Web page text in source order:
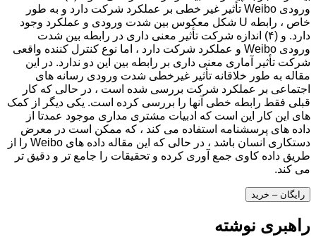
ورودی Weibo تأثیر غیر خطی بر عملکرد شرکت دارد و به طور
خاص ، رابطه U شکل معکوس بین شدت ورودی و عملکرد وجود
دارد. و (۴) اندازه شرکت تأثیر معنی داری در رابطه بین شدت
ورودی Weibo و عملکرد شرکت دارد ، اما نوع کنترل کننده واقعی
شرکت تأثیر آماری معنی داری بر رابطه بین این دو ندارد. در این
مقاله به طور خلاقانه تأثیر غیرخطی شدت ورودی رسانه های
اجتماعی بر عملکرد شرکت بررسی شده است ، در حالی که کار
قبلی فقط رابطه خطی آنها را بررسی کرده است. یکی دیگر از کمک
های این کار این است که ادبیات مشتری مداری موجود عمدتا از
داده های پرسشنامه استفاده می کند ، که ممکن است در معرض
دستکاری انسان باشد ، در حالی که این مقاله داده های Weibo را از
طریق داده کاوی جمع آوری کرده و تحقیقات را جامع تر و دقیق تر
می کند.
رایگان – خرید
راهبری نوشته